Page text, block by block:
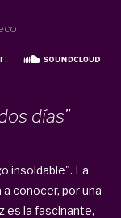
días"
insoldable". La
conocer, por una
es la fascinante,